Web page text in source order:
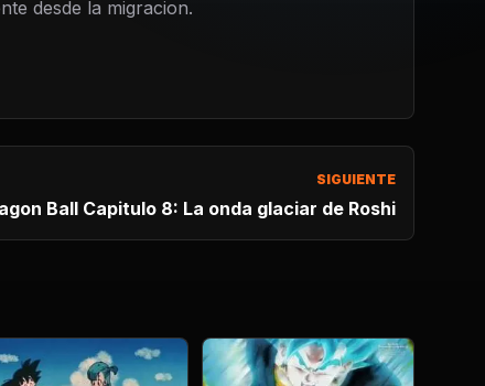
desde la migracion.
SIGUIENTE
Ball Capitulo 8: La onda glaciar de Roshi